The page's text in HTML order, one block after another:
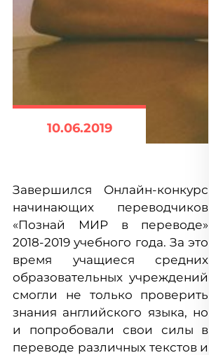
10.06.2019
Завершился Онлайн-конкурс
начинающих переводчиков
«Познай МИР в переводе»
2018-2019 учебного года. За это
время учащиеся средних
образовательных учреждений
смогли не только проверить
знания английского языка, но
и попробовали свои силы в
переводе различных текстов и